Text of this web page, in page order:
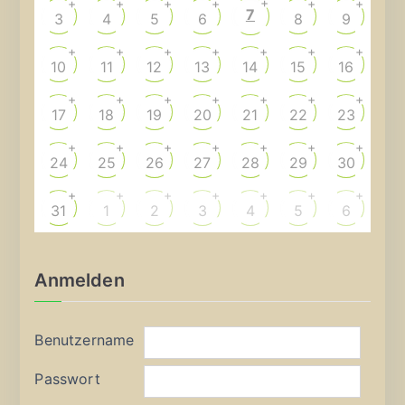
3
+
4
+
5
+
6
+
7 8
+
9
+
10
+
11
+
12
+
13
+
14
+
15
+
16
+
17
+
18
+
19
+
20
+
21
+
22
+
23
+
24
+
25
+
26
+
27
+
28
+
29
+
30
+
31
+
1
+
2
+
3
+
4
+
5
+
6
+
Anmelden
Benutzername
Passwort